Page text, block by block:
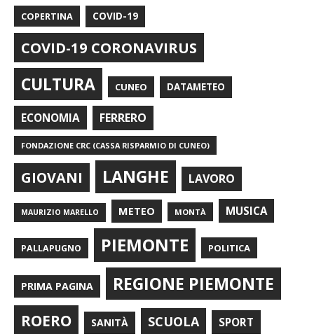
COPERTINA COVID-19
COVID-19 CORONAVIRUS
CULTURA CUNEO DATAMETEO
ECONOMIA FERRERO
FONDAZIONE CRC (CASSA RISPARMIO DI CUNEO)
GIOVANI LANGHE LAVORO
MAURIZIO MARELLO METEO MONTÀ MUSICA
PALLAPUGNO PIEMONTE POLITICA
PRIMA PAGINA REGIONE PIEMONTE
ROERO SANITÀ SCUOLA SPORT